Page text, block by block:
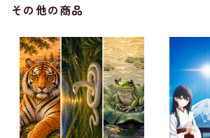
その他の商品